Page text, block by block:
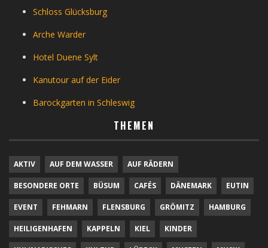
Schloss Glücksburg
Arche Warder
Hotel Duene Sylt
Kanutour auf der Eider
Barockgarten in Schleswig
THEMEN
AKTIV AUF DEM WASSER AUF RÄDERN
BESONDERE ORTE BÜSUM CAFÉS DÄNEMARK EUTIN
EVENT FEHMARN FLENSBURG GRÖMITZ HAMBURG
HEILIGENHAFEN KAPPELN KIEL KINDER